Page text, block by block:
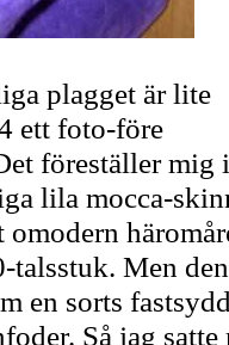
plagget är lite
ett foto-före
föreställer mig
lila mocca-
talsstuk. Men
en sorts
Så jag satte